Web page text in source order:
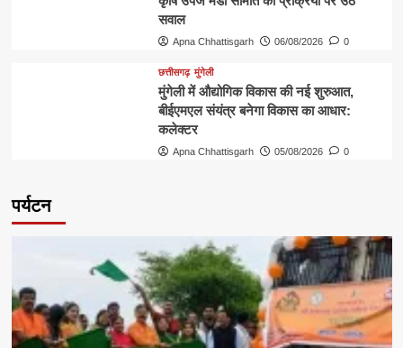
सवाल
Apna Chhattisgarh 06/08/2026 0
छत्तीसगढ़ मुंगेली
मुंगेली में औद्योगिक विकास की नई शुरुआत,
बीईएमएल संयंत्र बनेगा विकास का आधार:
कलेक्टर
Apna Chhattisgarh 05/08/2026 0
पर्यटन